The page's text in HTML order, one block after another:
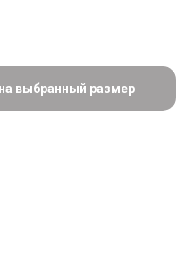
выбранный размер